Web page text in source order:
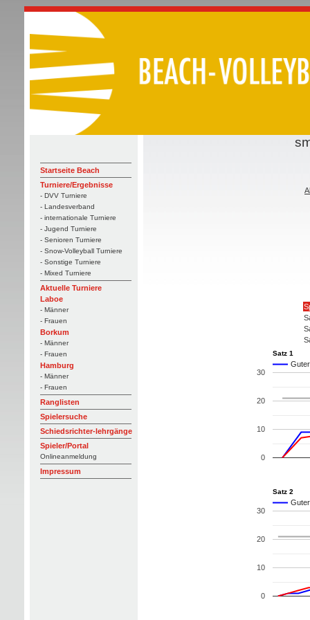
Startseite Beach
Turniere/Ergebnisse
- DVV Turniere
- Landesverband
- internationale Turniere
- Jugend Turniere
- Senioren Turniere
- Snow-Volleyball Turniere
- Sonstige Turniere
- Mixed Turniere
Aktuelle Turniere
Laboe
- Männer
- Frauen
Borkum
- Männer
- Frauen
Hamburg
- Männer
- Frauen
Ranglisten
Spielersuche
Schiedsrichter-lehrgänge
Spieler/Portal
Onlineanmeldung
Impressum
Satz 1
0
10
20
30
Satz 2
0
10
20
30